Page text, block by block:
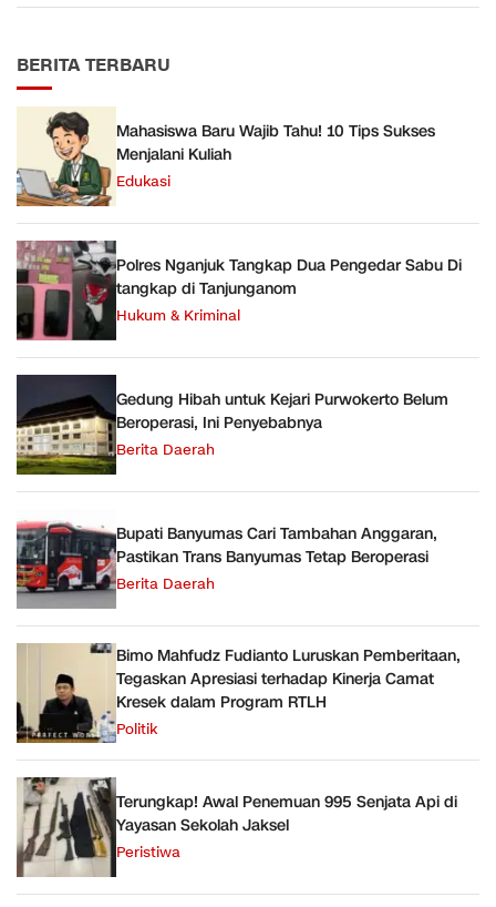
BERITA TERBARU
Mahasiswa Baru Wajib Tahu! 10 Tips Sukses
Menjalani Kuliah
Edukasi
Polres Nganjuk Tangkap Dua Pengedar Sabu Di
tangkap di Tanjunganom
Hukum & Kriminal
Gedung Hibah untuk Kejari Purwokerto Belum
Beroperasi, Ini Penyebabnya
Berita Daerah
Bupati Banyumas Cari Tambahan Anggaran,
Pastikan Trans Banyumas Tetap Beroperasi
Berita Daerah
Bimo Mahfudz Fudianto Luruskan Pemberitaan,
Tegaskan Apresiasi terhadap Kinerja Camat
Kresek dalam Program RTLH
Politik
Terungkap! Awal Penemuan 995 Senjata Api di
Yayasan Sekolah Jaksel
Peristiwa